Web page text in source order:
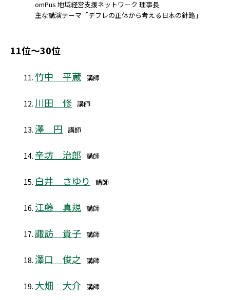
omPus 地域経営支援ネットワーク 理事長
主な講演テーマ「デフレの正体から考える日本の針路」
11位～30位
竹中 平蔵 講師
川田 修 講師
澤 円 講師
辛坊 治郎 講師
白井 さゆり 講師
江藤 真規 講師
諏訪 貴子 講師
澤口 俊之 講師
大畑 大介 講師